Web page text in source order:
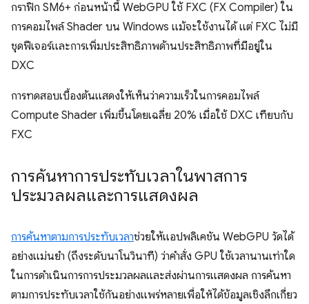
กราฟิก SM6+ ก่อนหน้านี้ WebGPU ใช้ FXC (FX Compiler) ใน
การคอมไพล์ Shader บน Windows แม้จะใช้งานได้ แต่ FXC ไม่มี
ชุดฟีเจอร์และการเพิ่มประสิทธิภาพด้านประสิทธิภาพที่มีอยู่ใน
DXC
การทดสอบเบื้องต้นแสดงให้เห็นว่าความเร็วในการคอมไพล์
Compute Shader เพิ่มขึ้นโดยเฉลี่ย 20% เมื่อใช้ DXC เทียบกับ
FXC
การค้นหาการประทับเวลาในพาสการ
ประมวลผลและการแสดงผล
การค้นหาตามการประทับเวลาช่วยให้แอปพลิเคชัน WebGPU วัดได้
อย่างแม่นยำ (ถึงระดับนาโนวินาที) ว่าคำสั่ง GPU ใช้เวลานานเท่าใด
ในการดำเนินการการประมวลผลและส่งผ่านการแสดงผล การค้นหา
ตามการประทับเวลาใช้กันอย่างแพร่หลายเพื่อให้ได้ข้อมูลเชิงลึกเกี่ยว